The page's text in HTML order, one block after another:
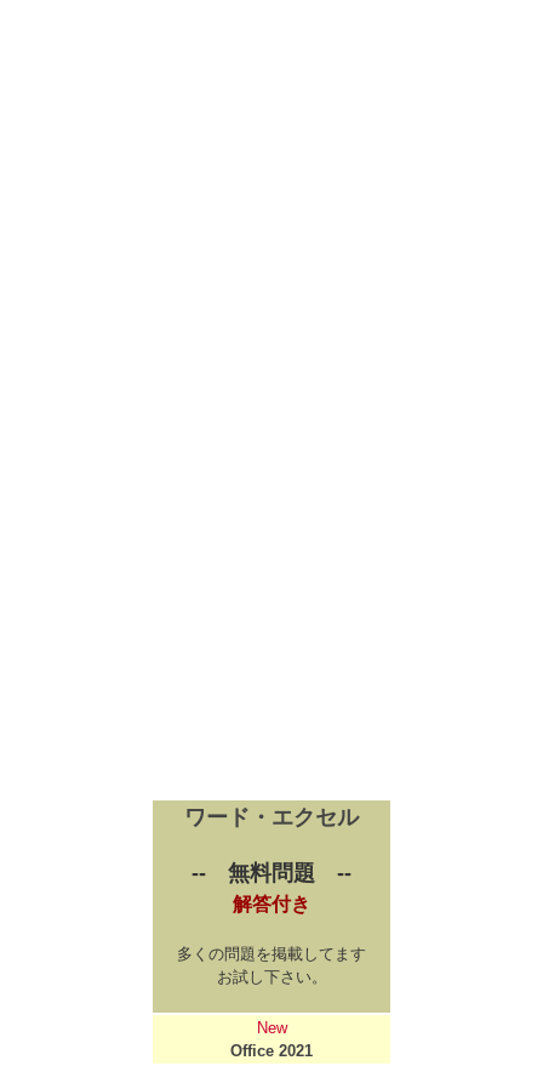
ワード・エクセル
-- 無料問題 --
解答付き
多くの問題を掲載してます
お試し下さい。
New
Office 2021